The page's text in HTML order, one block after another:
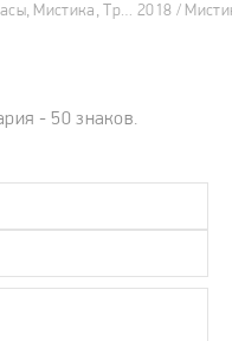
2021 / Ужасы, Мистика, Триллер, Корейские дорамы
- 50 знаков.